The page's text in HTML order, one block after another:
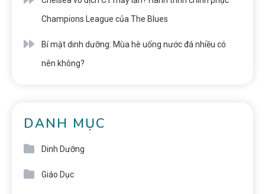
Champions League của The Blues
Bí mật dinh dưỡng: Mùa hè uống nước đá nhiều có
nên không?
DANH MỤC
Dinh Dưỡng
Giáo Dục